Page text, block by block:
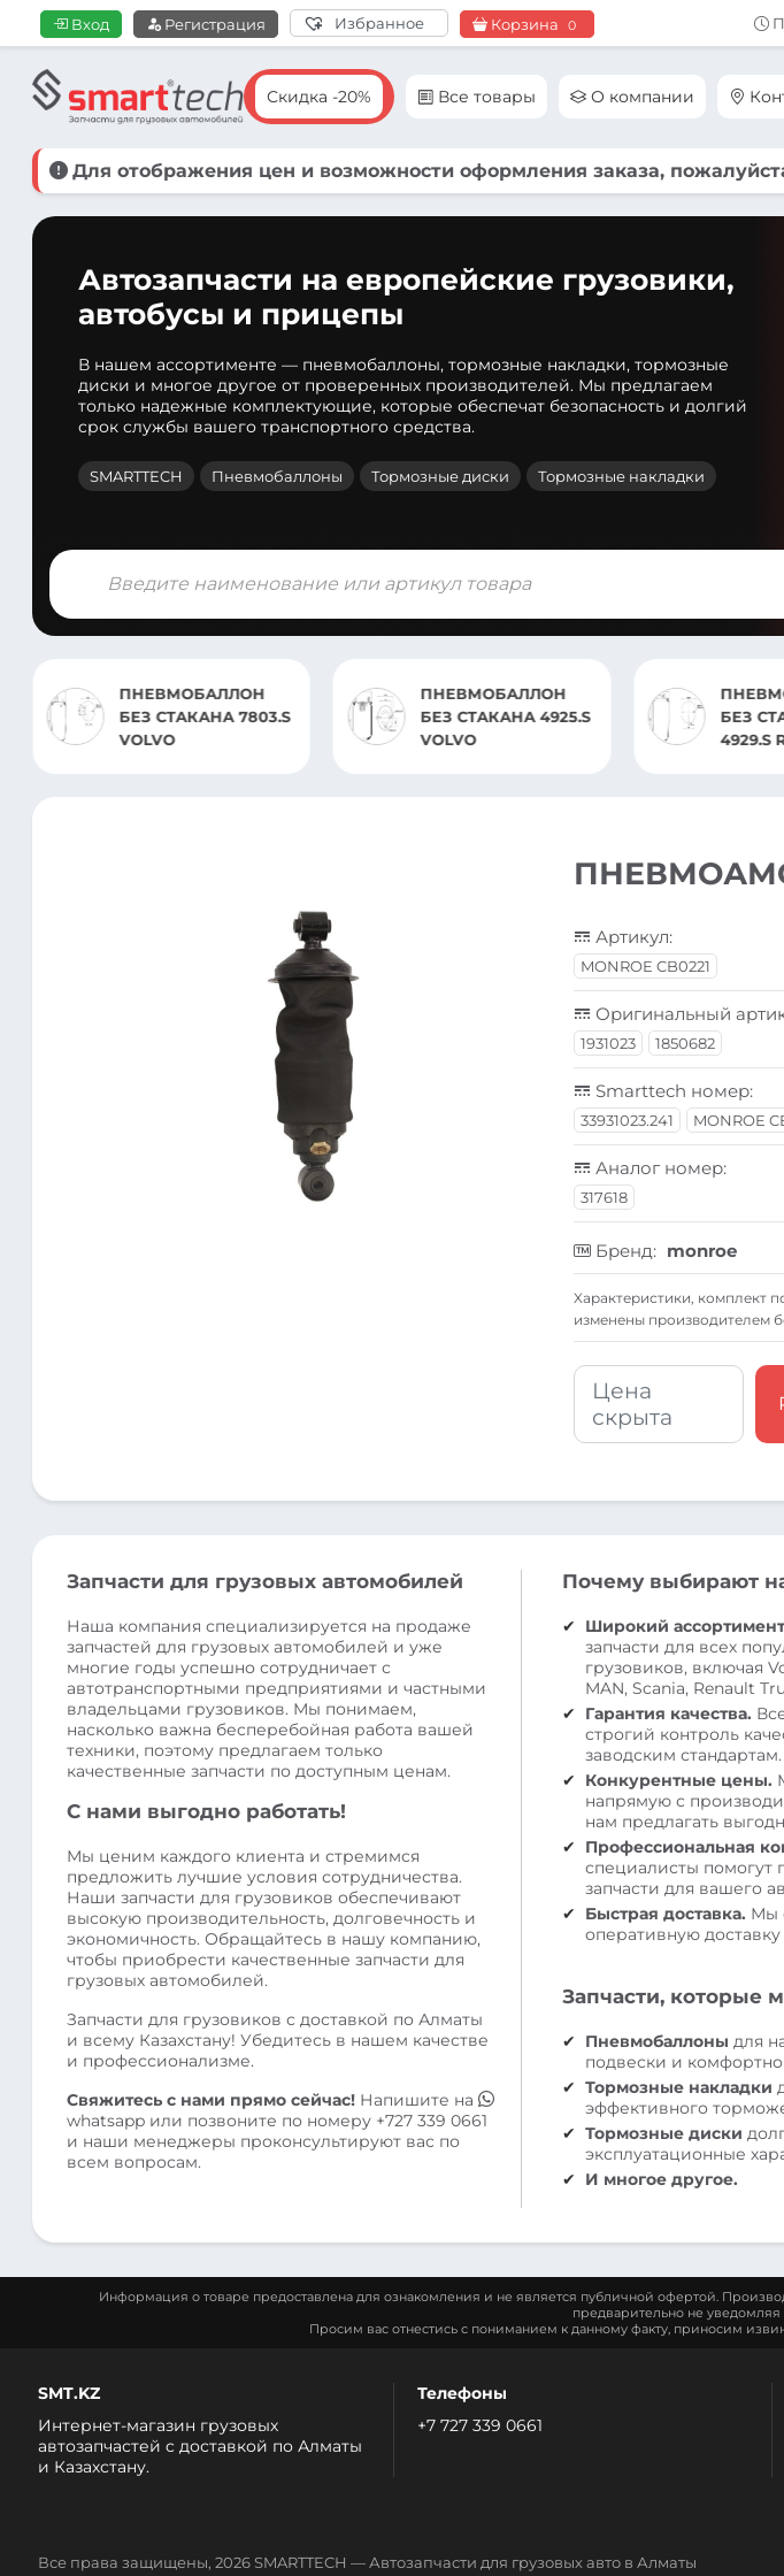
Вход Регистрация Избранное Корзина 0
Скидка -20% Все товары О компании
Для отображения цен и возможности оформления заказа,
Автозапчасти на европейские грузовики,
автобусы и прицепы
В нашем ассортименте — пневмобаллоны, тормозные накладки, тормозные
диски и многое другое от проверенных производителей. Мы предлагаем
только надежные комплектующие, которые обеспечат безопасность и долгий
срок службы вашего транспортного средства.
SMARTTECH Пневмобаллоны Тормозные диски Тормозные накладки
Поиск
товаров
ПНЕВМОБАЛЛОН
БЕЗ СТАКАНА 4925.S
VOLVO
ПНЕВМОБАЛЛОН
БЕЗ СТАКАНА ST
4929.S ROR
Артикул:
MONROE CB0221
Оригинальный
1931023 1850682
Smarttech номер:
33931023.241 MONROE
Аналог номер:
317618
Бренд: monroe
Xарактеристики, комплект
изменены производителем
Цена
скрыта
Запчасти для грузовых автомобилей
Наша компания специализируется на продаже
запчастей для грузовых автомобилей и уже
многие годы успешно сотрудничает с
автотранспортными предприятиями и частными
владельцами грузовиков. Мы понимаем,
насколько важна бесперебойная работа вашей
техники, поэтому предлагаем только
качественные запчасти по доступным ценам.
С нами выгодно работать!
Мы ценим каждого клиента и стремимся
предложить лучшие условия сотрудничества.
Наши запчасти для грузовиков обеспечивают
высокую производительность, долговечность и
экономичность. Обращайтесь в нашу компанию,
чтобы приобрести качественные запчасти для
грузовых автомобилей.
Запчасти для грузовиков с доставкой по Алматы
и всему Казахстану! Убедитесь в нашем качестве
и профессионализме.
Свяжитесь с нами прямо сейчас! Напишите на
whatsapp или позвоните по номеру +727 339 0661
и наши менеджеры проконсультируют вас по
всем вопросам.
Почему выбирают
Широкий
запчасти для всех
грузовиков, включая
MAN, Scania, Renault
Гарантия качества.
строгий контроль
заводским стандартам.
Конкурентные цены.
напрямую с
нам предлагать
Профессиональная
специалисты помогут
запчасти для вашего
Быстрая доставка. Мы
оперативную
Запчасти, которые
Пневмобаллоны для
подвески и
Тормозные накладки
эффективного
Тормозные диски
эксплуатационные
И многое другое.
Информация о товаре предоставлена для ознакомления и не является публичной офертой.
предварительно не
Просим вас отнестись с пониманием к данному факту, приносим
SMT.KZ
Интернет-магазин грузовых
автозапчастей c доставкой по Алматы
и Казахстану.
Телефоны
+7 727 339 0661
Все права защищены, 2026 SMARTTECH — Автозапчасти для грузовых авто в Алматы